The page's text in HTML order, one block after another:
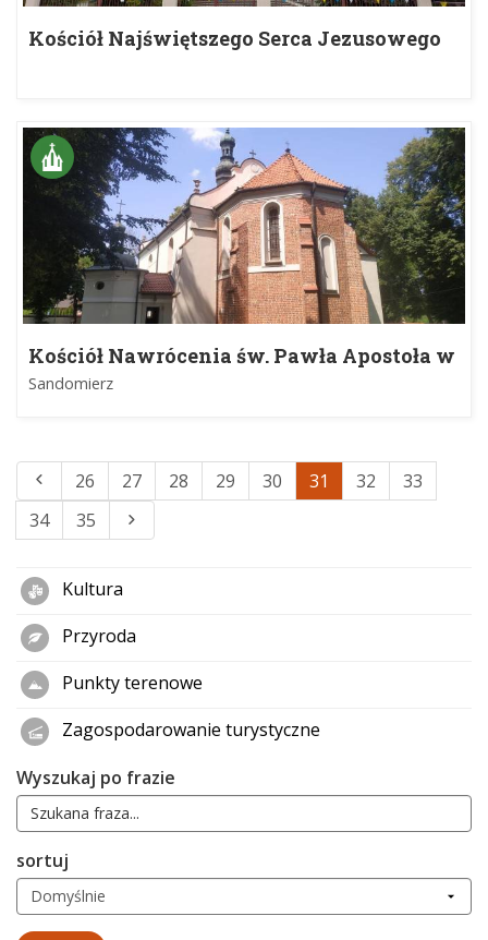
Kościół Najświętszego Serca Jezusowego
w Starachowicach
Kościół Nawrócenia św. Pawła Apostoła w
Sandomierzu
Sandomierz
26 27 28 29 30 31 32
33
34
35
Kultura
Przyroda
Punkty terenowe
Zagospodarowanie turystyczne
Wyszukaj po frazie
sortuj